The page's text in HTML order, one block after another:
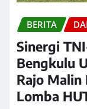
BERITA
Sinergi
Bengkulu
Rajo Malin
Lomba